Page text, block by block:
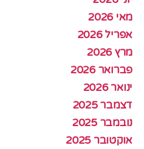
מאי 2026
אפריל 2026
מרץ 2026
פברואר 2026
ינואר 2026
דצמבר 2025
נובמבר 2025
אוקטובר 2025